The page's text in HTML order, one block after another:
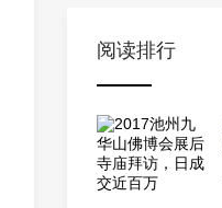
阅读排行